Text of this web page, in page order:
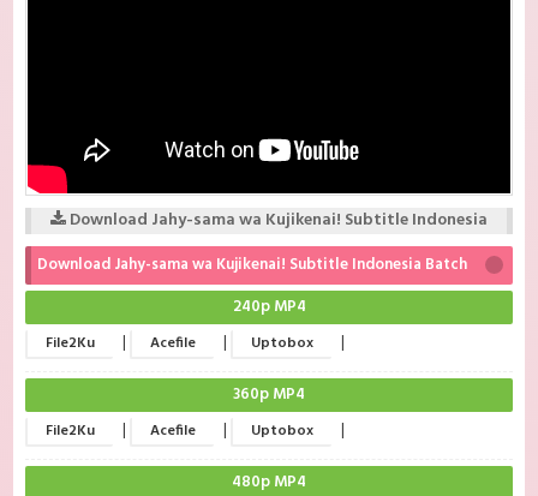
Download Jahy-sama wa Kujikenai! Subtitle Indonesia
Download Jahy-sama wa Kujikenai! Subtitle Indonesia Batch
240p MP4
File2Ku | Acefile | Uptobox |
360p MP4
File2Ku | Acefile | Uptobox |
480p MP4